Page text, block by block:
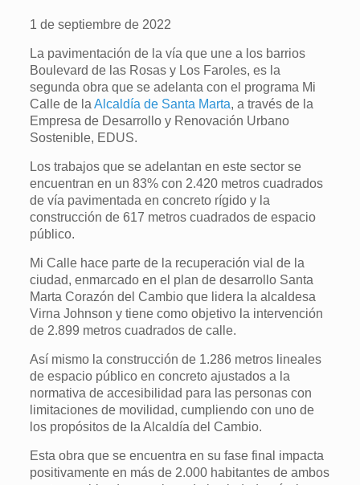
1 de septiembre de 2022
La pavimentación de la vía que une a los barrios
Boulevard de las Rosas y Los Faroles, es la
segunda obra que se adelanta con el programa Mi
Calle de laAlcaldía de Santa Marta, a través de la
Empresa de Desarrollo y Renovación Urbano
Sostenible, EDUS.
Los trabajos que se adelantan en este sector se
encuentran en un 83% con 2.420 metros cuadrados
de vía pavimentada en concreto rígido y la
construcción de 617 metros cuadrados de espacio
público.
Mi Calle hace parte de la recuperación vial de la
ciudad, enmarcado en el plan de desarrollo Santa
Marta Corazón del Cambio que lidera la alcaldesa
Virna Johnson y tiene como objetivo la intervención
de 2.899 metros cuadrados de calle.
Así mismo la construcción de 1.286 metros lineales
de espacio público en concreto ajustados a la
normativa de accesibilidad para las personas con
limitaciones de movilidad, cumpliendo con uno de
los propósitos de la Alcaldía del Cambio.
Esta obra que se encuentra en su fase final impacta
positivamente en más de 2.000 habitantes de ambos